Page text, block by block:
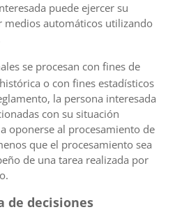
puede ejercer su
medios automáticos utilizando
se procesan con fines de
o con fines estadísticos
la persona interesada
con su situación
oponerse al procesamiento de
que el procesamiento sea
de una tarea realizada por
de decisiones